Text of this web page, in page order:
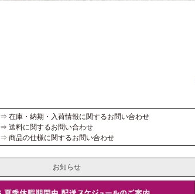
⇒ 在庫・納期・入荷情報に関するお問い合わせ
⇒ 送料に関するお問い合わせ
⇒ 商品の仕様に関するお問い合わせ
お知らせ